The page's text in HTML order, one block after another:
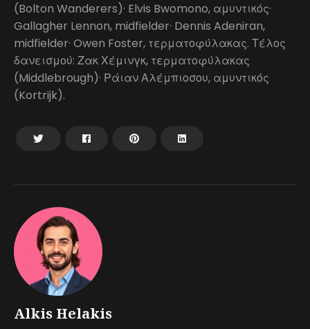
Alkis Helakis
(Bolton Wanderers)· Elvis Bwomono, αμυντικός·
Gallagher Lennon, midfielder· Dennis Adeniran,
midfielder· Owen Foster, τερματοφύλακας. Τέλος
δανεισμού: Ζακ Χέμινγκ, τερματοφύλακας
(Middlebrough)· Ράιαν Αλέμπιοσου, αμυντικός
(Kortrijk).